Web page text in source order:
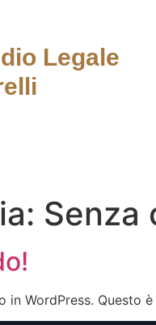
Legale
Senza
in WordPress. Questo